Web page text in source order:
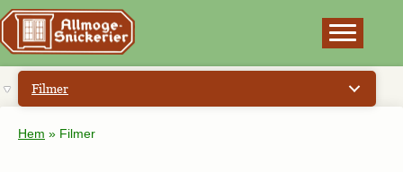
Filmer
Hem » Filmer